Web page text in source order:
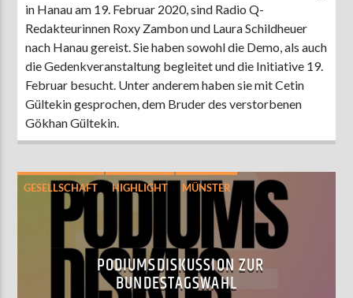
in Hanau am 19. Februar 2020, sind Radio Q-
Redakteurinnen Roxy Zambon und Laura Schildheuer
nach Hanau gereist. Sie haben sowohl die Demo, als auch
die Gedenkveranstaltung begleitet und die Initiative 19.
Februar besucht. Unter anderem haben sie mit Cetin
Gültekin gesprochen, dem Bruder des verstorbenen
Gökhan Gültekin.
GESELLSCHAFT HIGHLIGHT MÜNSTER
PODIUMSDISKUSSION ZUR
BUNDESTAGSWAHL